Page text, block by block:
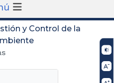
y Control de la